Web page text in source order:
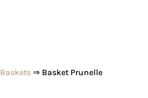
Baskets⇒ Basket Prunelle